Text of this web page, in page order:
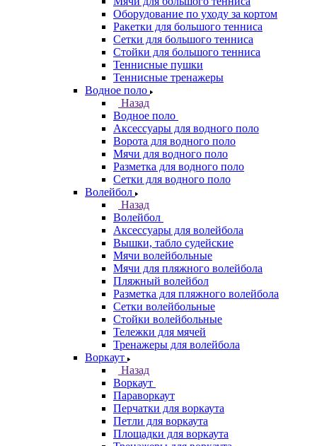
Оборудование по уходу за кортом
Ракетки для большого тенниса
Сетки для большого тенниса
Стойки для большого тенниса
Теннисные пушки
Теннисные тренажеры
Водное поло
Назад
Водное поло
Аксессуары для водного поло
Ворота для водного поло
Мячи для водного поло
Разметка для водного поло
Сетки для водного поло
Волейбол
Назад
Волейбол
Аксессуары для волейбола
Вышки, табло судейские
Мячи волейбольные
Мячи для пляжного волейбола
Пляжный волейбол
Разметка для пляжного волейбола
Сетки волейбольные
Стойки волейбольные
Тележки для мячей
Тренажеры для волейбола
Воркаут
Назад
Воркаут
Параворкаут
Перчатки для воркаута
Петли для воркаута
Площадки для воркаута